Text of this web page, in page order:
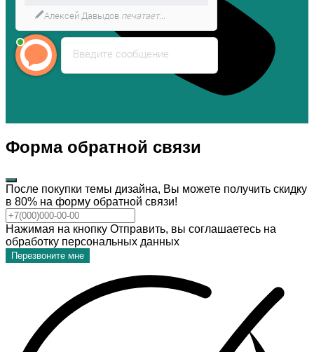
Форма обратной связи
После покупки темы дизайна, Вы можете получить скидку
в 80% на форму обратной связи!
Нажимая на кнопку Отправить, вы соглашаетесь на
обработку персональных данных
Перезвоните мне
Введите сообщение
Алексей Давыдов печатает...